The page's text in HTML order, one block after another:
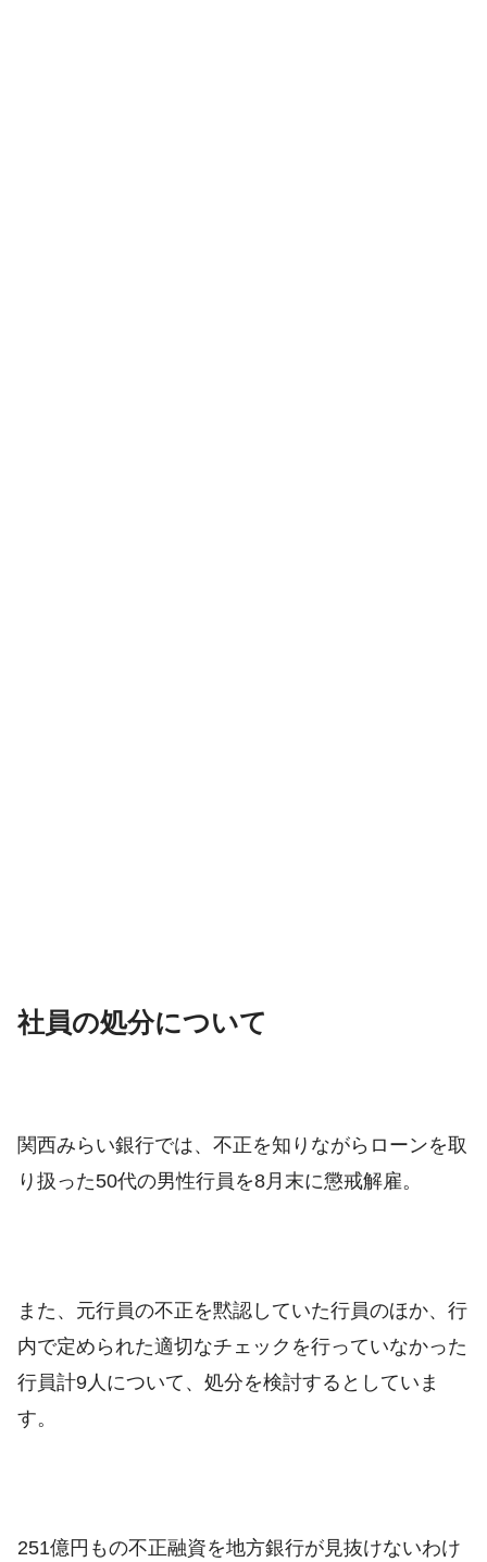
社員の処分について
関西みらい銀行では、不正を知りながらローンを取
り扱った50代の男性行員を8月末に懲戒解雇。
また、元行員の不正を黙認していた行員のほか、行
内で定められた適切なチェックを行っていなかった
行員計9人について、処分を検討するとしていま
す。
251億円もの不正融資を地方銀行が見抜けないわけ